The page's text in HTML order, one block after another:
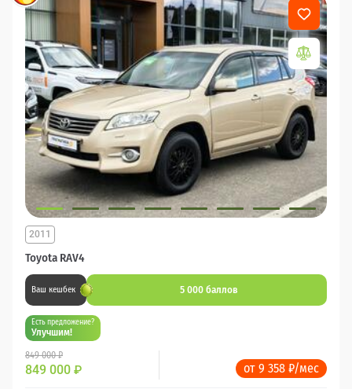
Toyota RAV4
2011
Ваш кешбек 5 000 баллов
Есть предложение?
Улучшим!
849 000 ₽
849 000 ₽ от 9 358 ₽/мес